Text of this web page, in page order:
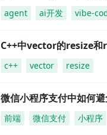
agent ai开发 vibe-
C++中vector的resize和
c++ vector resize
微信小程序支付中如何
前端 微信支付 小程序